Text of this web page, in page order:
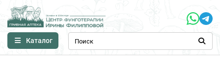
Каталог